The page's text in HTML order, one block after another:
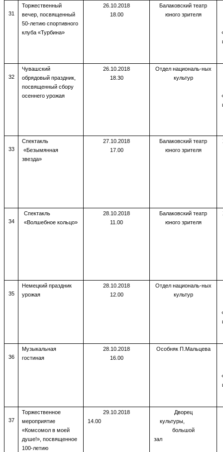
31
Торжественный
вечер, посвященный
50-летию спортивного
клуба «Турбина»
26.10.2018
18.00
Балаковский театр
юного зрителя
32
Чувашский
обрядовый праздник,
посвященный сбору
осеннего урожая
26.10.2018
18.30
Отдел националь-ных
культур
33
Спектакль
«Безымянная
звезда»
27.10.2018
17.00
Балаковский театр
юного зрителя
34
Спектакль
«Волшебное кольцо»
28.10.2018
11.00
Балаковский театр
юного зрителя
35
Немецкий праздник
урожая
28.10.2018
12.00
Отдел националь-ных
культур
36
Музыкальная
гостиная
28.10.2018
16.00
Особняк П.Мальцева
37
Торжественное
мероприятие
«Комсомол в моей
душе!», посвященное
100-летию
29.10.2018
14.00
Дворец
культуры,
большой
зал